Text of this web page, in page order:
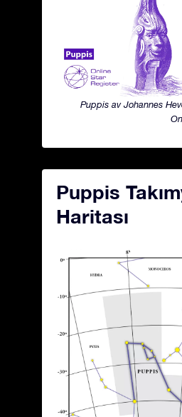
Puppis av Johannes
Puppis
Haritası